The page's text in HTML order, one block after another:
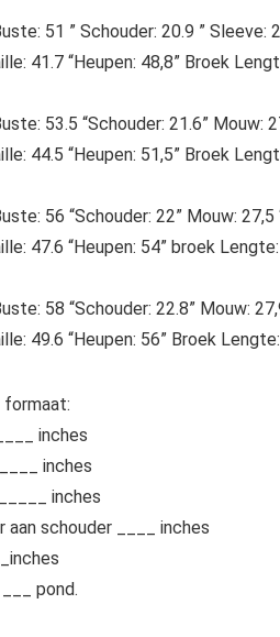
51 ” Schouder: 20.9 ” Sleeve:
41.7 “Heupen: 48,8” Broek
53.5 “Schouder: 21.6” Mouw:
44.5 “Heupen: 51,5” Broek
56 “Schouder: 22” Mouw: 27,5
47.6 “Heupen: 54” broek Lengte:
58 “Schouder: 22.8” Mouw:
49.6 “Heupen: 56” Broek
formaat:
inches
inches
inches
aan schouder ____ inches
pond.